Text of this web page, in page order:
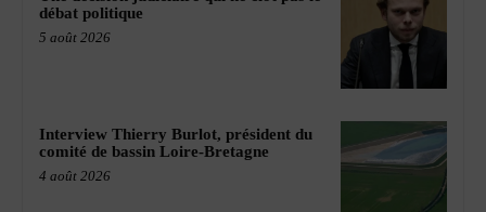
débat politique
5 août 2026
Interview Thierry Burlot, président du
comité de bassin Loire-Bretagne
4 août 2026